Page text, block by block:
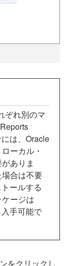
ぞれ別のマ
は、Oracle
ーカル・
ありま
合は不要
ールする
ージは
手可能で
をクリックし